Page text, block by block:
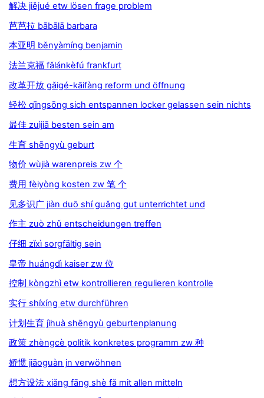
解决 jiějué etw lösen frage problem
芭芭拉 bābālā barbara
本亚明 běnyàmíng benjamin
法兰克福 fǎlánkèfú frankfurt
改革开放 gǎigé-kāifàng reform und öffnung
轻松 qīngsōng sich entspannen locker gelassen sein nichts
最佳 zuìjiā besten sein am
生育 shēngyù geburt
物价 wùjià warenpreis zw 个
费用 fèiyòng kosten zw 笔 个
见多识广 jiàn duō shí guǎng gut unterrichtet und
作主 zuò zhǔ entscheidungen treffen
仔细 zǐxì sorgfältig sein
皇帝 huángdì kaiser zw 位
控制 kòngzhì etw kontrollieren regulieren kontrolle
实行 shíxíng etw durchführen
计划生育 jìhuà shēngyù geburtenplanung
政策 zhèngcè politik konkretes programm zw 种
娇惯 jiāoguàn jn verwöhnen
想方设法 xiǎng fāng shè fǎ mit allen mitteln